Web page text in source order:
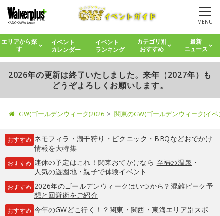
MENU
エリアから探
す
イベント
カレンダー
イベント
ランキング
カテゴリ別
おすすめ
最新
ニュース
2026年の更新は終了いたしました。来年（2027年）も
どうぞよろしくお願いします。
GW(ゴールデンウィーク)2026 関東のGW(ゴールデンウィーク)イ
おすすめ ネモフィラ ・ 潮干狩り ・ ピクニック ・ BBQなどおでかけ
情報を大特集
おすすめ 連休の予定はこれ！関東おでかけなら 至福の温泉 ・
人気の遊園地・親子で体験イベント
おすすめ 2026年のゴールデンウィークはいつから？混雑ピーク予
想と回避術をご紹介
おすすめ 今年のGWどこ行く！？関東・関西・東海エリア別スポ